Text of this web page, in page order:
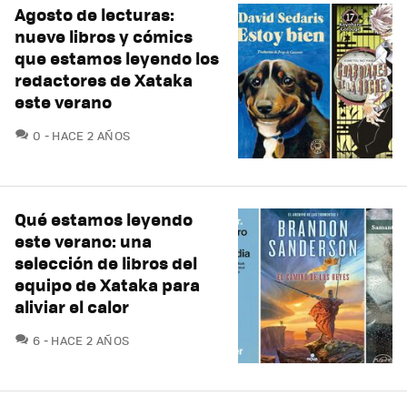
Agosto de lecturas:
nueve libros y cómics
que estamos leyendo los
redactores de Xataka
este verano
0 COMENTARIOS
HACE 2 AÑOS
Qué estamos leyendo
este verano: una
selección de libros del
equipo de Xataka para
aliviar el calor
6 COMENTARIOS
HACE 2 AÑOS